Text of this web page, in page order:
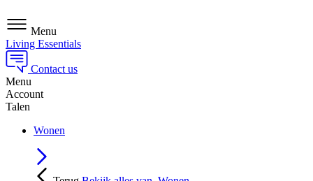
Menu
Living Essentials
Contact us
Menu
Account
Talen
Wonen